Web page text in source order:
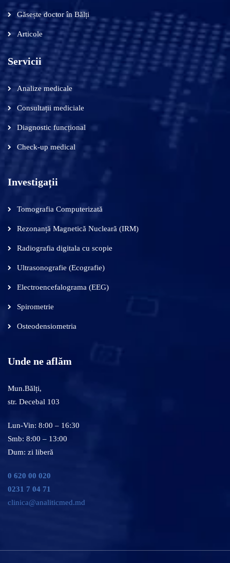
Găsește doctor în Bălți
Articole
Servicii
Analize medicale
Consultații mediciale
Diagnostic funcțional
Check-up medical
Investigații
Tomografia Computerizată
Rezonanță Magnetică Nucleară (IRM)
Radiografia digitala cu scopie
Ultrasonografie (Ecografie)
Electroencefalograma (EEG)
Spirometrie
Osteodensiometria
Unde ne aflăm
Mun.Bălți,
str. Decebal 103
Lun-Vin: 8:00 – 16:30
Smb: 8:00 – 13:00
Dum: zi liberă
0 620 00 020
0231 7 04 71
clinica@analiticmed.md